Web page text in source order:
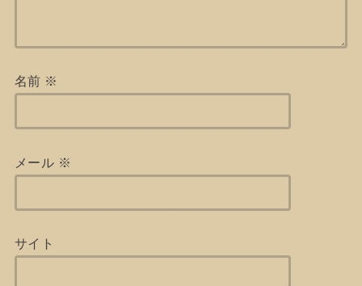
名前 ※
メール ※
サイト